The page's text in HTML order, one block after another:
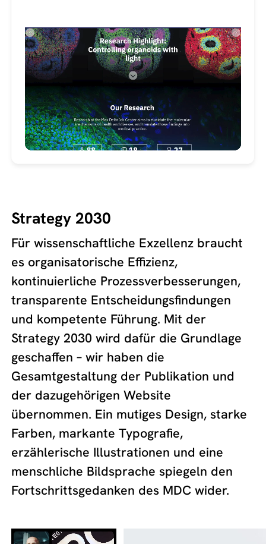
Strategy 2030
Für wissenschaftliche Exzellenz braucht
es organisatorische Effizienz,
kontinuierliche Prozessverbesserungen,
transparente Entscheidungsfindungen
und kompetente Führung. Mit der
Strategy 2030 wird dafür die Grundlage
geschaffen – wir haben die
Gesamtgestaltung der Publikation und
der dazugehörigen Website
übernommen. Ein mutiges Design, starke
Farben, markante Typografie,
erzählerische Illustrationen und eine
menschliche Bildsprache spiegeln den
Fortschrittsgedanken des MDC wider.